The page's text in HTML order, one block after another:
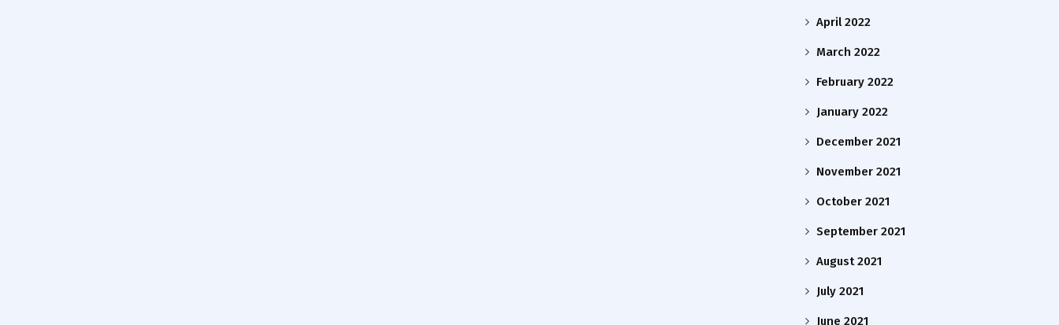
April 2022
March 2022
February 2022
January 2022
December 2021
November 2021
October 2021
September 2021
August 2021
July 2021
June 2021